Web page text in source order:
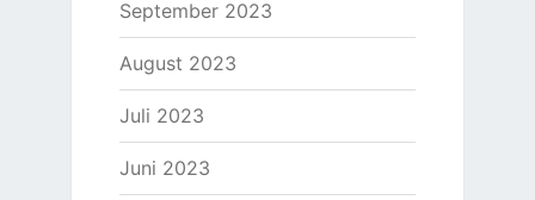
September 2023
August 2023
Juli 2023
Juni 2023